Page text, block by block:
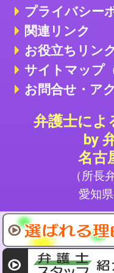
プライバシー
関連リンク
お役立ちリン
サイトマップ
お問合せ・ア
弁護士によ
by
名古
（所長
愛知